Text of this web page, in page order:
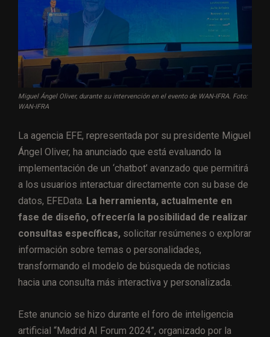
Miguel Ángel Oliver, durante su intervención en el evento de WAN-IFRA. Foto:
WAN-IFRA
La agencia EFE, representada por su presidente Miguel
Ángel Oliver, ha anunciado que está evaluando la
implementación de un ‘chatbot’ avanzado que permitirá
a los usuarios interactuar directamente con su base de
datos, EFEData. La herramienta, actualmente en
fase de diseño, ofrecería la posibilidad de realizar
consultas específicas, solicitar resúmenes o explorar
información sobre temas o personalidades,
transformando el modelo de búsqueda de noticias
hacia una consulta más interactiva y personalizada.
Este anuncio se hizo durante el foro de inteligencia
artificial “Madrid AI Forum 2024”, organizado por la